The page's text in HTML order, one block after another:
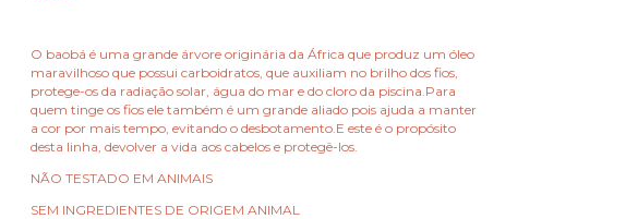
O baobá é uma grande árvore originária da África que produz um óleo
maravilhoso que possui carboidratos, que auxiliam no brilho dos fios,
protege-os da radiação solar, água do mar e do cloro da piscina.Para
quem tinge os fios ele também é um grande aliado pois ajuda a manter
a cor por mais tempo, evitando o desbotamento.E este é o propósito
desta linha, devolver a vida aos cabelos e protegê-los.
NÃO TESTADO EM ANIMAIS
SEM INGREDIENTES DE ORIGEM ANIMAL